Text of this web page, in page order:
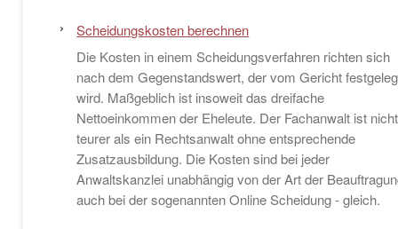
Scheidungskosten berechnen
Die Kosten in einem Scheidungsverfahren richten sich
nach dem Gegenstandswert, der vom Gericht
wird. Maßgeblich ist insoweit das dreifache
Nettoeinkommen der Eheleute. Der Fachanwalt ist nicht
teurer als ein Rechtsanwalt ohne entsprechende
Zusatzausbildung. Die Kosten sind bei jeder
Anwaltskanzlei unabhängig von der Art der
auch bei der sogenannten Online Scheidung - gleich.